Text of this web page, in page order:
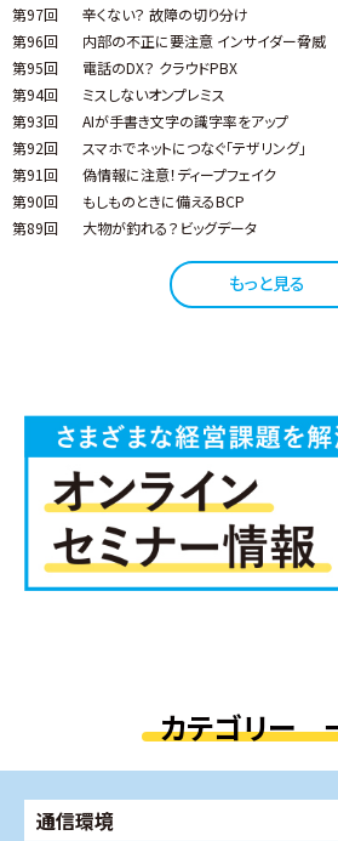
第97回
辛くない？ 故障の切り分け
第96回
内部の不正に要注意 インサイダー脅威
第95回
電話のDX？ クラウドPBX
第94回
ミスしないオンプレミス
第93回
AIが手書き文字の識字率をアップ
第92回
スマホでネットにつなぐ「テザリング」
第91回
偽情報に注意！ディープフェイク
第90回
もしものときに備えるBCP
第89回
大物が釣れる？ビッグデータ
もっと見る
カテゴリー
通信環境